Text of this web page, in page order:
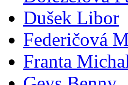
Dušek Libor
Federičová
Franta